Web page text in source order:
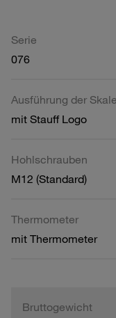
Serie
076
Ausführung der
mit Stauff Logo
Hohlschrauben
M12 (Standard)
Thermometer
mit Thermometer
Bruttogewicht